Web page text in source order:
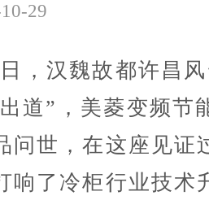
29
汉魏故都许昌风
道”，美菱变频节
问世，在这座见证
响了冷柜行业技术